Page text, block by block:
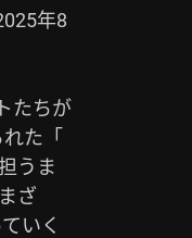
年8
たちが
た「
うま
ざ
いく